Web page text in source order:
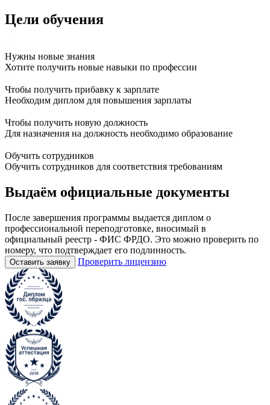
Цели обучения
Нужны новые знания
Хотите получить новые навыки по профессии
Чтобы получить прибавку к зарплате
Необходим диплом для повышения зарплаты
Чтобы получить новую должность
Для назначения на должность необходимо образование
Обучить сотрудников
Обучить сотрудников для соответствия требованиям
Выдаём официальные документы
После завершения программы выдается диплом о
профессиональной переподготовке, вносимый в
официальный реестр - ФИС ФРДО. Это можно проверить по
номеру, что подтверждает его подлинность.
Оставить заявку Проверить лицензию